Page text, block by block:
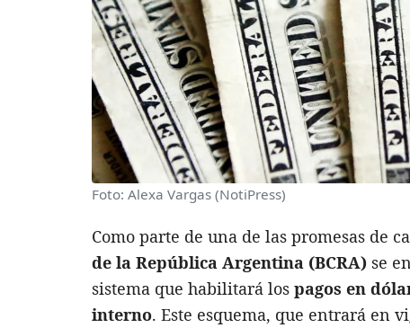
Foto: Alexa Vargas (NotiPress)
Como parte de una de las promesas de
de la República Argentina (BCRA) se
sistema que habilitará los pagos en
interno. Este esquema, que entrará en